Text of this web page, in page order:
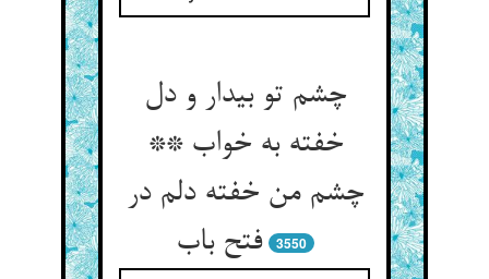
چشم تو بیدار و دل
خفته به خواب **
چشم من خفته دلم در
فتح باب‏
3550